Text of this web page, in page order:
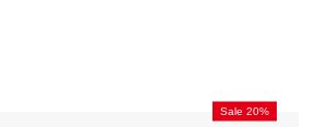
Sale 20%